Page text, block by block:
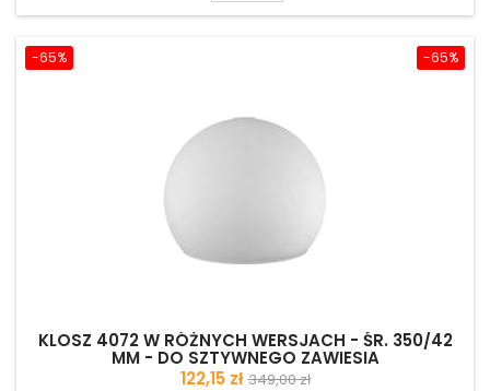
-65%
-65%
KLOSZ 4072 W RÓŻNYCH WERSJACH - ŚR. 350/42
MM - DO SZTYWNEGO ZAWIESIA
Cena
122,15 zł Cena
349,00 zł